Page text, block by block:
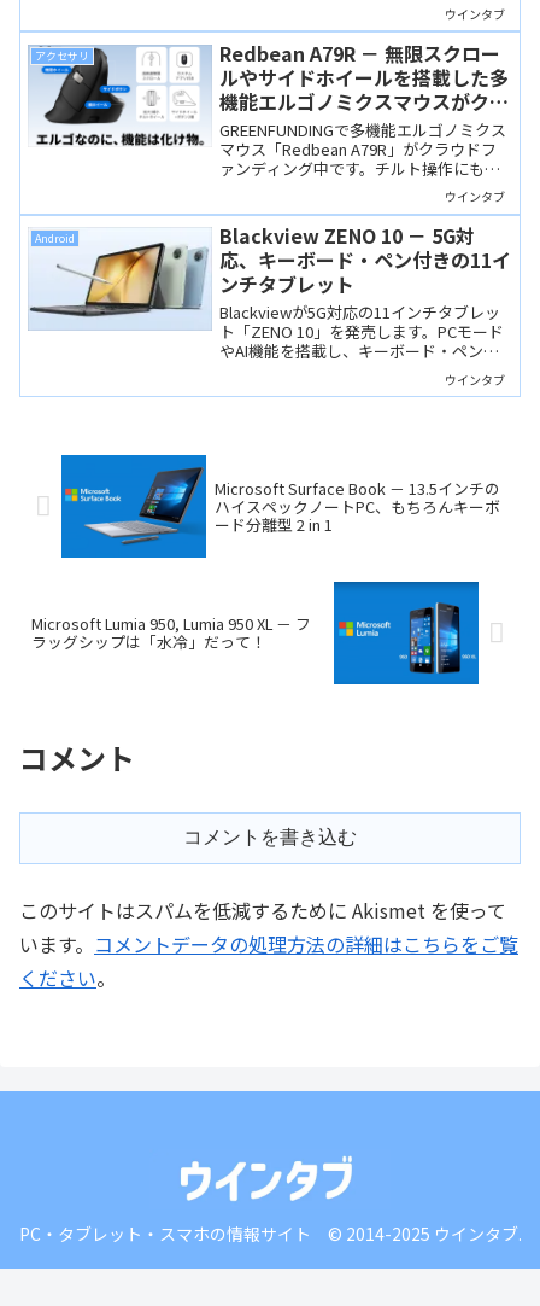
リーズ2 (Lunar Lake)も選べるようになり
ました。突起のないノイズレスデザイン
も魅力。
ウインタブ
アクセサリ
Redbean A79R － 無限スクロー
ルやサイドホイールを搭載した多
機能エルゴノミクスマウスがクラ
ウドファンディング中
GREENFUNDINGで多機能エルゴノミクス
マウス「Redbean A79R」がクラウドフ
ァンディング中です。チルト操作にも対
応する無限スクロールホイールやサイド
ホイール、静音ボタンを備え、高機能な
がら超超早割なら6,980円と非常にお買い
得！
ウインタブ
Android
Blackview ZENO 10 － 5G対
応、キーボード・ペン付きの11イ
ンチタブレット
Blackviewが5G対応の11インチタブレッ
ト「ZENO 10」を発売します。PCモード
やAI機能を搭載し、キーボード・ペン・
ケースなど付属品も充実しています。ウインタブ
Microsoft Surface Book － 13.5インチの
ハイスペックノートPC、もちろんキーボ
ード分離型 2 in 1
Microsoft Lumia 950, Lumia 950 XL － フ
ラッグシップは「水冷」だって！
コメント
コメントを書き込む
このサイトはスパムを低減するために Akismet を使って
います。 コメントデータの処理方法の詳細はこちらをご覧
ください。
PC・タブレット・スマホの情報サイト © 2014-2025 ウインタブ.